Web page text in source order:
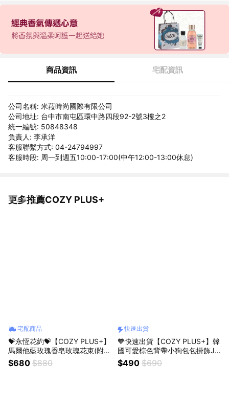
商品資訊 宅配資訊
公司名稱: 米菈時尚國際有限公司
公司地址: 台中市南屯區環中路四段92-2號3樓之2
統一編號: 50848348
負責人: 李承洋
客服聯繫方式: 04-24794997
客服時段: 周一到週五10:00-17:00(中午12:00-13:00休息)
更多推薦COZY PLUS+
看更多
宅配商品
💝永恆花約💝【COZY PLUS+】
馬爾他藍玫瑰香皂玫瑰花束(附提
袋)AUG06#CP2002 玻璃杯香薰
蠟燭四入組 #FRA057 情人節禮
$680 $880
快速出貨
🧡快速出貨【COZY PLUS+】韓
國可愛棕色背帶小狗包包掛飾JU
N18 #CP0160 毛絨公仔鑰匙扣
禮物 生日禮物 交換禮 畢業禮物
$490 $690